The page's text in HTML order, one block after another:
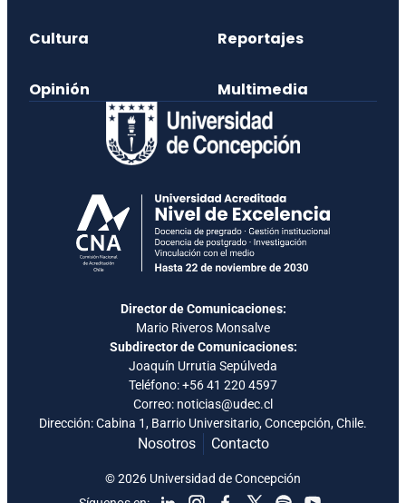
Cultura Reportajes
Opinión Multimedia
Director de Comunicaciones:
Mario Riveros Monsalve
Subdirector de Comunicaciones:
Joaquín Urrutia Sepúlveda
Teléfono:+56 41 220 4597
Correo: noticias@udec.cl
Dirección: Cabina 1, Barrio Universitario, Concepción, Chile.
Nosotros Contacto
© 2026 Universidad de Concepción